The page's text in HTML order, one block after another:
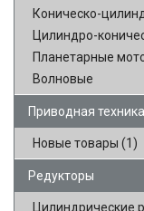
Коническо-
Цилиндро-
Планетарные
Волновые
Приводная техника
Новые товары (1)
Редукторы
Цилиндрические